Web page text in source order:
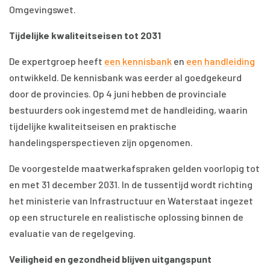
Omgevingswet.
Tijdelijke kwaliteitseisen tot 2031
De expertgroep heeft een kennisbank en een handleiding
ontwikkeld. De kennisbank was eerder al goedgekeurd
door de provincies. Op 4 juni hebben de provinciale
bestuurders ook ingestemd met de handleiding, waarin
tijdelijke kwaliteitseisen en praktische
handelingsperspectieven zijn opgenomen.
De voorgestelde maatwerkafspraken gelden voorlopig tot
en met 31 december 2031. In de tussentijd wordt richting
het ministerie van Infrastructuur en Waterstaat ingezet
op een structurele en realistische oplossing binnen de
evaluatie van de regelgeving.
Veiligheid en gezondheid blijven uitgangspunt